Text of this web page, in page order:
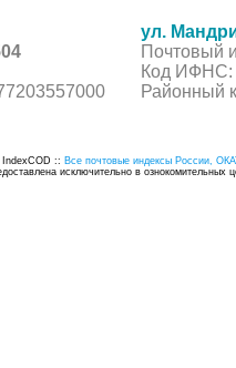
ул.
Почтовый
Код ИФНС:
Районный
:: Все почтовые индексы России,
исключительно в ознокомительных